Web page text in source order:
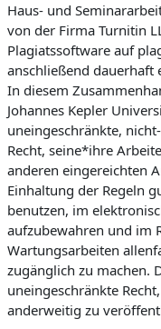
Haus- und
von der Firma Turnitin
Plagiatssoftware auf
anschließend
In diesem
Johannes Kepler
uneingeschränkte,
Recht, seine*ihre
anderen eingereichten
Einhaltung der Regeln
benutzen, im
aufzubewahren und im
Wartungsarbeiten
zugänglich zu machen.
uneingeschränkte
anderweitig zu